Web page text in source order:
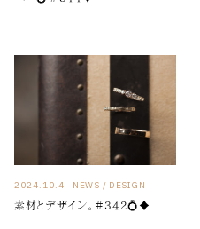
2024.10.4 NEWS DESIGN
素材とデザイン。＃342💍♦